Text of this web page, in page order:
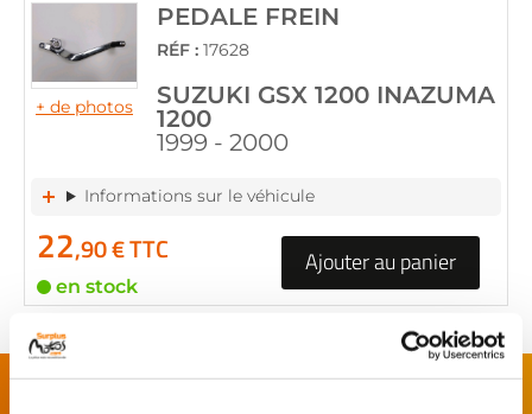
+ de photos
PEDALE FREIN
RÉF : 17628
SUZUKI GSX 1200 INAZUMA
1200
1999 - 2000
Informations sur le véhicule
22,90 € TTC
en stock
Ajouter au panier
FAITES MONTER VOTRE PIÈCE !